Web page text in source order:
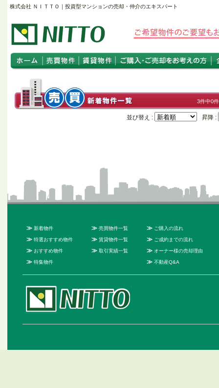
株式会社 ＮＩＴＴＯ｜投資型マンションの売却・仲介のエキスパート
3件中0
並び替え : 昇降 :
≫ 新着物件
≫ 特選おすすめ物件
≫ おすすめ物件
≫ 特集物件
≫ 売買物件一覧
≫ 賃貸物件一覧
≫ 取引実績一覧
≫ ご購入の流れ
≫ ご成約までの流れ
≫ オーナー様の売却理由
≫ 不動産Q&A